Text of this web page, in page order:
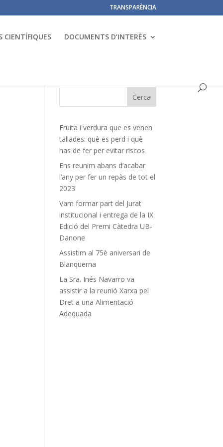
TRANSPARÈNCIA
CIENTÍFIQUES DOCUMENTS D’INTERÈS
Fruita i verdura que es venen
tallades: què es perd i què
has de fer per evitar riscos
Ens reunim abans d’acabar
l’any per fer un repàs de tot el
2023
Vam formar part del Jurat
institucional i entrega de la IX
Edició del Premi Càtedra UB-
Danone
Assistim al 75è aniversari de
Blanquerna
La Sra. Inés Navarro va
assistir a la reunió Xarxa pel
Dret a una Alimentació
Adequada